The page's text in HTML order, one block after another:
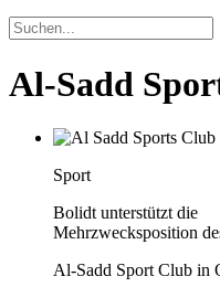
Al-Sadd
Sport
Bolidt unterstützt die
Mehrzwecksposition
Al-Sadd Sport Club in